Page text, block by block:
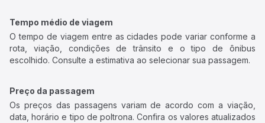
Tempo médio de viagem
O tempo de viagem entre as cidades pode variar conforme a
rota, viação, condições de trânsito e o tipo de ônibus
escolhido. Consulte a estimativa ao selecionar sua passagem.
Preço da passagem
Os preços das passagens variam de acordo com a viação,
data, horário e tipo de poltrona. Confira os valores atualizados